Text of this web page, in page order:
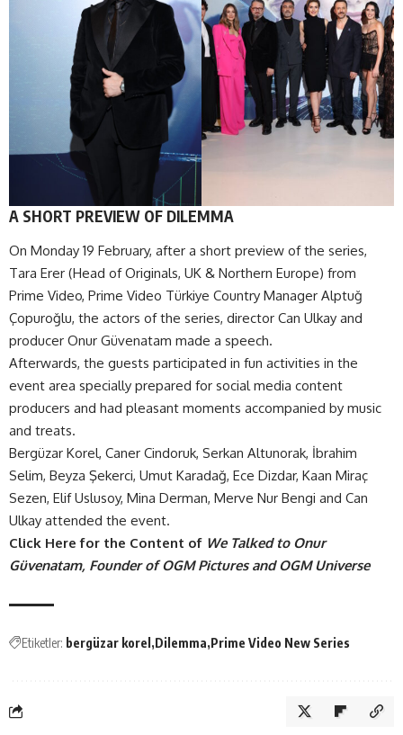
A SHORT PREVIEW OF DILEMMA
On Monday 19 February, after a short preview of the series,
Tara Erer (Head of Originals, UK & Northern Europe) from
Prime Video, Prime Video Türkiye Country Manager Alptuğ
Çopuroğlu, the actors of the series, director Can Ulkay and
producer Onur Güvenatam made a speech.
Afterwards, the guests participated in fun activities in the
event area specially prepared for social media content
producers and had pleasant moments accompanied by music
and treats.
Bergüzar Korel, Caner Cindoruk, Serkan Altunorak, İbrahim
Selim, Beyza Şekerci, Umut Karadağ, Ece Dizdar, Kaan Miraç
Sezen, Elif Uslusoy, Mina Derman, Merve Nur Bengi and Can
Ulkay attended the event.
Click Here for the Content of We Talked to Onur
Güvenatam, Founder of OGM Pictures and OGM Universe
Etiketler: bergüzar korel Dilemma Prime Video New Series